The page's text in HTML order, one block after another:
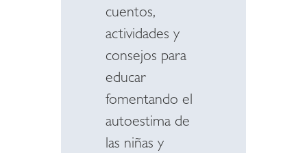
cuentos,
actividades y
consejos para
educar
fomentando el
autoestima de
las niñas y